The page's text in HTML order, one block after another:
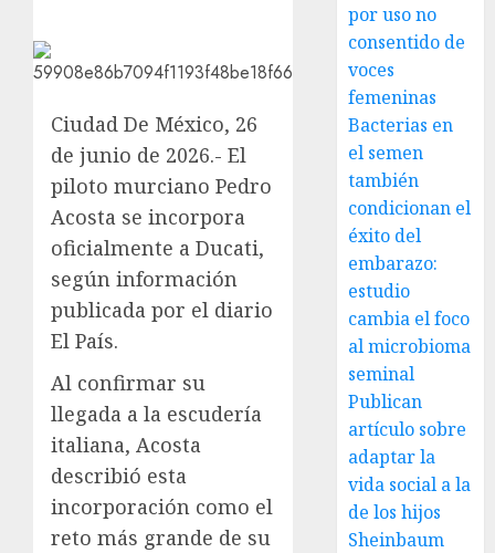
Ciudad De México, 26
de junio de 2026.- El
piloto murciano Pedro
Acosta se incorpora
oficialmente a Ducati,
según información
publicada por el diario
El País.
Al confirmar su
llegada a la escudería
italiana, Acosta
describió esta
incorporación como el
reto más grande de su
por uso no
consentido de
voces
femeninas
Bacterias en
el semen
también
condicionan el
éxito del
embarazo:
estudio
cambia el foco
al microbioma
seminal
Publican
artículo sobre
adaptar la
vida social a la
de los hijos
Sheinbaum